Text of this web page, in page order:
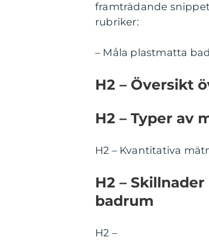
framträdande
rubriker:
– Måla plastmatta
H2 – Översikt
H2 – Typer av
H2 – Kvantitativa
H2 –
badrum
H2 –